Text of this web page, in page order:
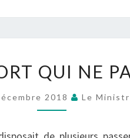
PASSEPORT
QUI
NE
QUI NE
2018 Le